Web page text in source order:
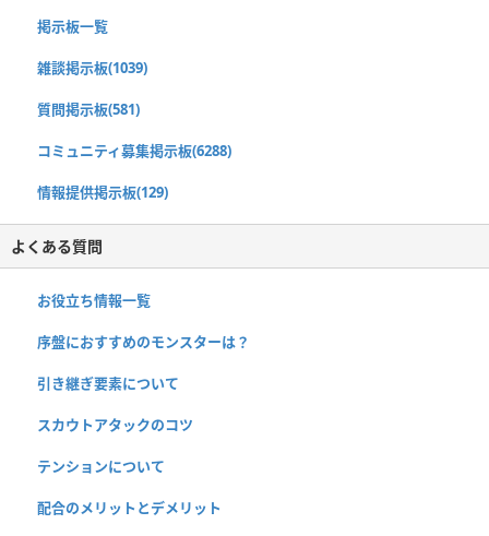
掲示板一覧
雑談掲示板(1039)
質問掲示板(581)
コミュニティ募集掲示板(6288)
情報提供掲示板(129)
よくある質問
お役立ち情報一覧
序盤におすすめのモンスターは？
引き継ぎ要素について
スカウトアタックのコツ
テンションについて
配合のメリットとデメリット